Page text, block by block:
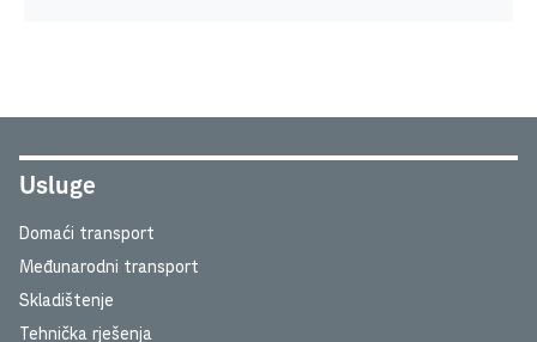
Usluge
Domaći transport
Međunarodni transport
Skladištenje
Tehnička rješenja